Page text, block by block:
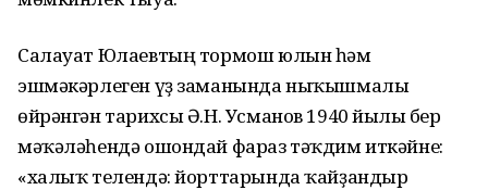
Салауат Юлаевтың тормош юлын һәм
эшмәкәрлеген үҙ заманында ныҡышмалы
өйрәнгән тарихсы Ә.Н. Усманов 1940 йылғы бер
мәҡәләһендә ошондай фараз тәҡдим иткәйне:
«халыҡ телендә: йорттарында ҡайҙандыр